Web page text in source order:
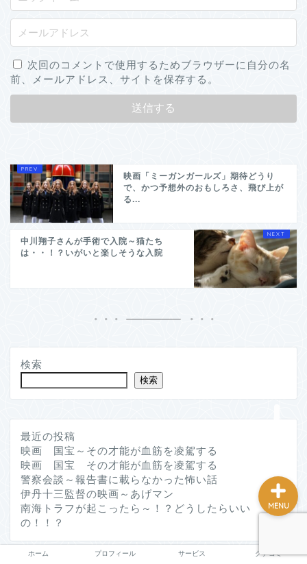
次回のコメントで使用するためブラウザーに自分の名
前、メールアドレス、サイトを保存する。
映画「ミーガンガールズ」期待どうり
で、かつ予想外のおもしろさ、飛び上が
る...
中川翔子さんが手術で入院～猫たち
は・・！？いがいと楽しそうな入院
検索
検索
最近の投稿
映画 国宝～その才能が血筋を凌駕する
映画 国宝 その才能が血筋を凌駕する
警察会談～報告書に載らなかった怖い話
伊丹十三監督の映画～あげマン
南海トラフが起こったら～！？どうしたらいい
の！！？
ホーム プロフィール サービス クチコミ
MENU
プロフィール